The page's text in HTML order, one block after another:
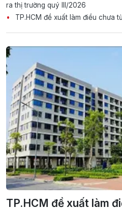
ra thị trường quý III/2026
TP.HCM đề xuất làm điều chưa
TP.HCM đề xuất làm